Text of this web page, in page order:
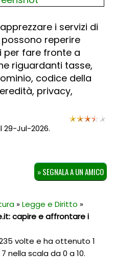
i servizi di
reperire
per fare fronte a
riguardanti tasse,
codice della
privacy,
29-Jul-2026.
» SEGNALA A UN AMICO
»Legge e Diritto »
capire e affrontare i
volte e ha ottenuto 1
7 nella scala da0 a10.